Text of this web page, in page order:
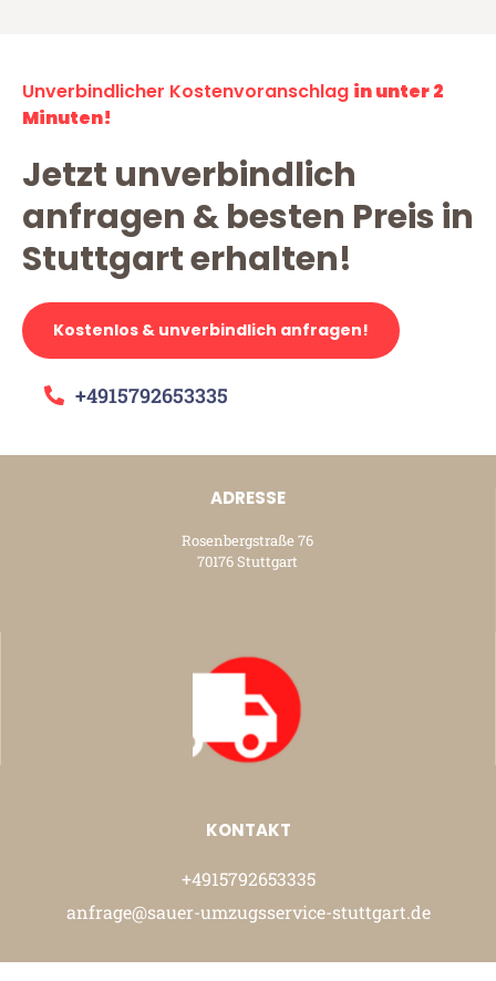
Unverbindlicher Kostenvoranschlag in unter 2
Minuten!
Jetzt unverbindlich
anfragen & besten Preis in
Stuttgart erhalten!
Kostenlos & unverbindlich anfragen!
+4915792653335
ADRESSE
Rosenbergstraße 76
70176 Stuttgart
KONTAKT
+4915792653335
anfrage@sauer-umzugsservice-stuttgart.de